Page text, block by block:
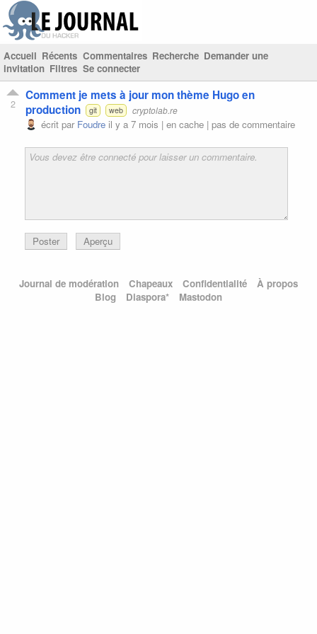
Accueil Récents Commentaires Recherche Demander une
invitation Filtres Se connecter
2
Comment je mets à jour mon thème Hugo en
production
git web cryptolab.re
écrit par Foudre il y a 7 mois | en cache | pas de commentaire
Poster Aperçu
Journal de modération Chapeaux Confidentialité
À propos
Blog
Diaspora* Mastodon